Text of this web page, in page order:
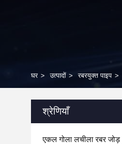
घर > उत्पादों > रबरयुक्त पाइप >
श्रेणियाँ
एकल गोला लचीला रबर जोड़